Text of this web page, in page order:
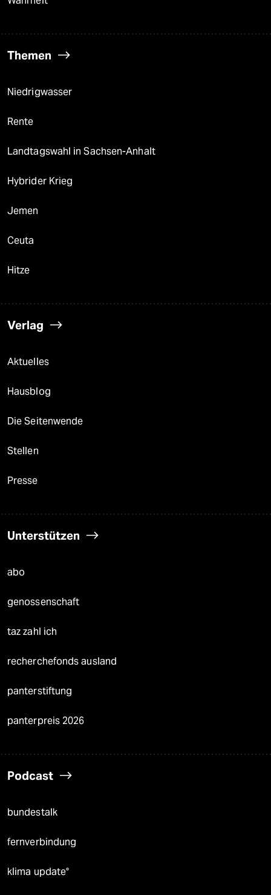
Themen
Niedrigwasser
Rente
Landtagswahl in Sachsen-Anhalt
Hybrider Krieg
Jemen
Ceuta
Hitze
Verlag
Aktuelles
Hausblog
Die Seitenwende
Stellen
Presse
Unterstützen
abo
genossenschaft
taz zahl ich
recherchefonds ausland
panterstiftung
panterpreis 2026
Podcast
bundestalk
fernverbindung
klima update°